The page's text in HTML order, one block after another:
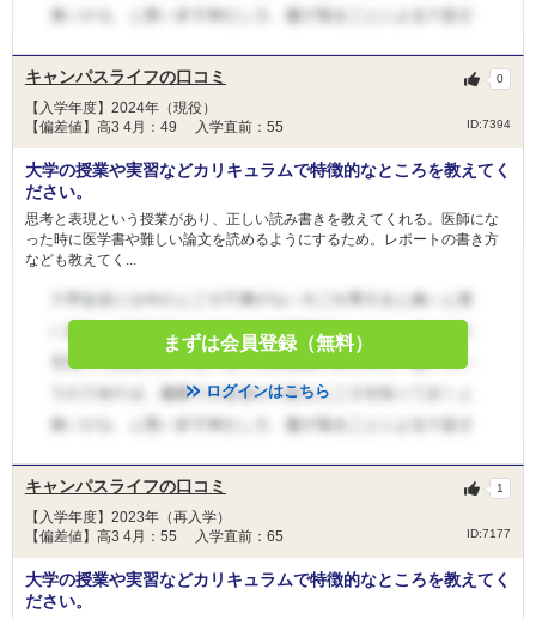
キャンパスライフの口コミ
【入学年度】2024年（現役）
【偏差値】高3 4月：49 入学直前：55
ID:7394
0
大学の授業や実習などカリキュラムで特徴的なところを教えてく
ださい。
思考と表現という授業があり、正しい読み書きを教えてくれる。医師にな
った時に医学書や難しい論文を読めるようにするため。レポートの書き方
なども教えてく...
まずは会員登録（無料）
ログインはこちら
キャンパスライフの口コミ
【入学年度】2023年（再入学）
【偏差値】高3 4月：55 入学直前：65
ID:7177
1
大学の授業や実習などカリキュラムで特徴的なところを教えてく
ださい。